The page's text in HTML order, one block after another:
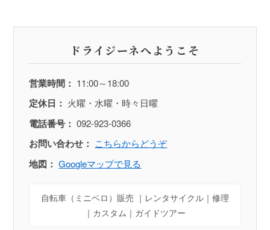
ドライジーネへようこそ
営業時間： 11:00～18:00
定休日： 火曜・水曜・時々日曜
電話番号： 092-923-0366
お問い合わせ： こちらからどうぞ
地図： Googleマップで見る
自転車（ミニベロ）販売 ｜レンタサイクル｜修理
｜カスタム｜ガイドツアー